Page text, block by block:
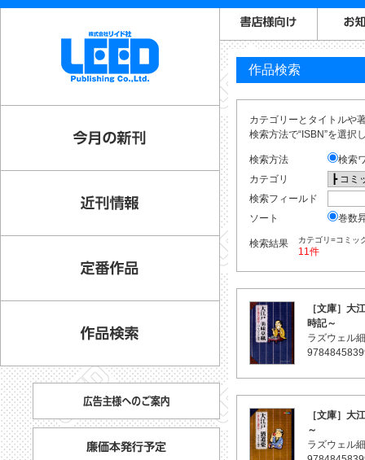
作品検索
カテゴリーとタイトルや
検索方法で“ISBN”を選択
検索方法
検索
カテゴリ
検索フィールド
ソート
巻数
カテゴリ=コミッ
検索結果
11件
［文庫］大
時記～
ラズウェル
［文庫］大
～
ラズウェル